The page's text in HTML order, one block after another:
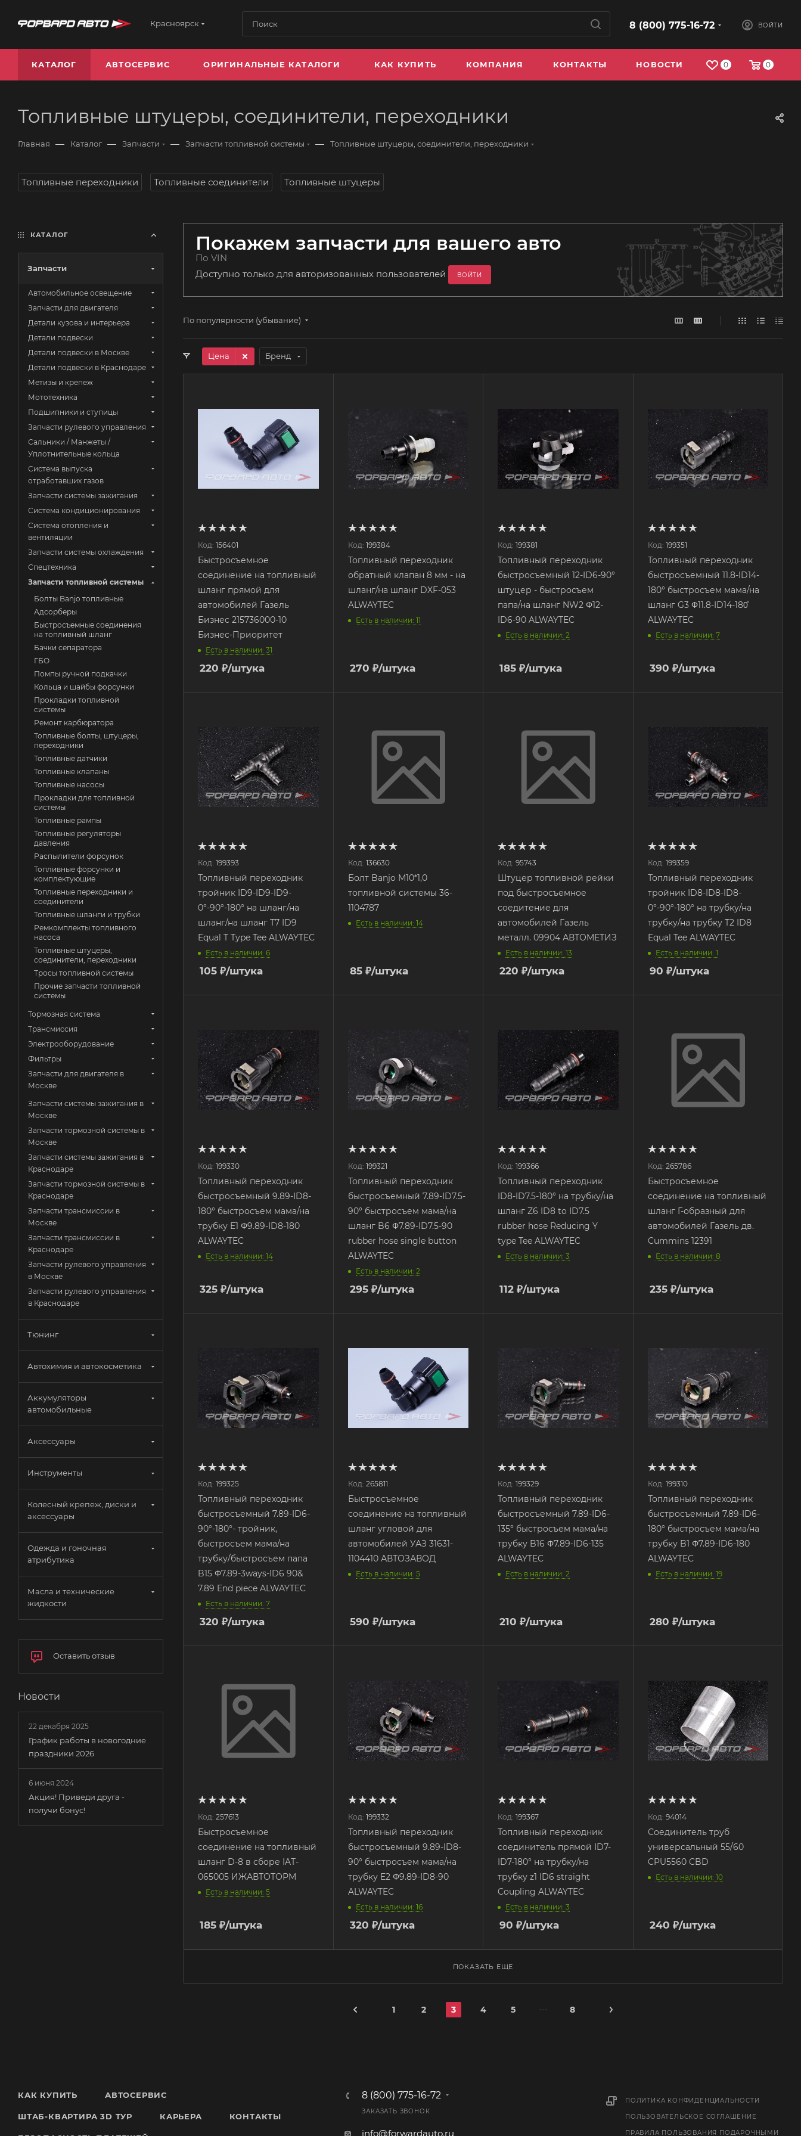
Красноярск 8 (800) 775-16-72 ВОЙТИ
0 0
КАТАЛОГ АВТОСЕРВИС ОРИГИНАЛЬНЫЕ КАТАЛОГИ КАК КУПИТЬ КОМПАНИЯ КОНТАКТЫ НОВОСТИ
Топливные штуцеры, соединители, переходники
Главная — Каталог — Запчасти — Запчасти топливной системы — Топливные штуцеры, соединители, переходники
Топливные переходники Топливные соединители Топливные штуцеры
Покажем запчасти для вашего авто
По VIN
Доступно только для авторизованных пользователей
ВОЙТИ
По популярности (убывание)
Цена Бренд
Код: 156401
Быстросъемное
соединение на топливный
шланг прямой для
автомобилей Газель
Бизнес 215736000-10
Бизнес-Приоритет
Есть в наличии: 31
220 ₽/штука
Код: 199384
Топливный переходник
обратный клапан 8 мм - на
шланг/на шланг DXF-053
ALWAYTEC
Есть в наличии: 11
270 ₽/штука
Код: 199381
Топливный переходник
быстросъемный 12-ID6-90°
штуцер - быстросъем
папа/на шланг NW2 Φ12-
ID6-90 ALWAYTEC
Есть в наличии: 2
185 ₽/штука
Код: 199351
Топливный переходник
быстросъемный 11.8-ID14-
180° быстросъем мама/на
шланг G3 Φ11.8-ID14-180̊
ALWAYTEC
Есть в наличии: 7
390 ₽/штука
Код: 199393
Топливный переходник
тройник ID9-ID9-ID9-
0°-90°-180° на шланг/на
шланг/на шланг T7 ID9
Equal T Type Tee ALWAYTEC
Есть в наличии: 6
105 ₽/штука
Код: 136630
Болт Banjo М10*1,0
топливной системы 36-
1104787
Есть в наличии: 14
85₽/штука
Код: 95743
Штуцер топливной рейки
под быстросъемное
соедитение для
автомобилей Газель
металл. 09904 АВТОМЕТИЗ
Есть в наличии: 13
220 ₽/штука
Код: 199359
Топливный переходник
тройник ID8-ID8-ID8-
0°-90°-180° на трубку/на
трубку/на трубку T2 ID8
Equal Tee ALWAYTEC
Есть в наличии: 1
90 ₽/штука
Код: 199330
Топливный переходник
быстросъемный 9.89-ID8-
180° быстросъем мама/на
трубку E1 Φ9.89-ID8-180
ALWAYTEC
Есть в наличии: 14
325 ₽/штука
Код: 199321
Топливный переходник
быстросъемный 7.89-ID7.5-
90° быстросъем мама/на
шланг B6 Φ7.89-ID7.5-90
rubber hose single button
ALWAYTEC
Есть в наличии: 2
295₽/штука
Код: 199366
Топливный переходник
ID8-ID7.5-180° на трубку/на
шланг Z6 ID8 to ID7.5
rubber hose Reducing Y
type Tee ALWAYTEC
Есть в наличии: 3
112 ₽/штука
Код: 265786
Быстросъемное
соединение на топливный
шланг Г-образный для
автомобилей Газель дв.
Cummins 12391
Есть в наличии: 8
235₽/штука
Код: 199325
Топливный переходник
быстросъемный 7.89-ID6-
90°-180°- тройник,
быстросъем мама/на
трубку/быстросъем папа
B15 Φ7.89-3ways-ID6 90&
7.89 End piece ALWAYTEC
Есть в наличии: 7
320 ₽/штука
Код: 265811
Быстросъемное
соединение на топливный
шланг угловой для
автомобилей УАЗ 31631-
1104410 АВТОЗАВОД
Есть в наличии: 5
590 ₽/штука
Код: 199329
Топливный переходник
быстросъемный 7.89-ID6-
135° быстросъем мама/на
трубку B16 Φ7.89-ID6-135
ALWAYTEC
Есть в наличии: 2
210 ₽/штука
Код: 199310
Топливный переходник
быстросъемный 7.89-ID6-
180° быстросъем мама/на
трубку B1 Φ7.89-ID6-180
ALWAYTEC
Есть в наличии: 19
280 ₽/штука
Код: 257613
Быстросъемное
соединение на топливный
шланг D-8 в сборе IAT-
065005 ИЖАВТОТОРМ
Есть в наличии: 5
185 ₽/штука
Код: 199332
Топливный переходник
быстросъемный 9.89-ID8-
90° быстросъем мама/на
трубку E2 Φ9.89-ID8-90
ALWAYTEC
Есть в наличии: 16
320 ₽/штука
Код: 199367
Топливный переходник
соединитель прямой ID7-
ID7-180° на трубку/на
трубку z1 ID6 straight
Coupling ALWAYTEC
Есть в наличии: 3
90 ₽/штука
Код: 94014
Соединитель труб
универсальный 55/60
CPU5560 CBD
Есть в наличии: 10
240 ₽/штука
ПОКАЗАТЬ ЕЩЕ
1 2 3 4 5 8
КАТАЛОГ
Запчасти
Автомобильное освещение
Запчасти для двигателя
Детали кузова и интерьера
Детали подвески
Детали подвески в Москве
Детали подвески в Краснодаре
Метизы и крепеж
Мототехника
Подшипники и ступицы
Запчасти рулевого управления
Сальники / Манжеты /
Уплотнительные кольца
Система выпуска
отработавших газов
Запчасти системы зажигания
Система кондиционирования
Система отопления и
вентиляции
Запчасти системы охлаждения
Спецтехника
Запчасти топливной системы
Болты Banjo топливные
Адсорберы
Быстросъемные соединения
на топливный шланг
Бачки сепаратора
ГБО
Помпы ручной подкачки
Кольца и шайбы форсунки
Прокладки топливной
системы
Ремонт карбюратора
Топливные болты, штуцеры,
переходники
Топливные датчики
Топливные клапаны
Топливные насосы
Прокладки для топливной
системы
Топливные рампы
Топливные регуляторы
давления
Распылители форсунок
Топливные форсунки и
комплектующие
Топливные переходники и
соединители
Топливные шланги и трубки
Ремкомплекты топливного
насоса
Топливные штуцеры,
соединители, переходники
Тросы топливной системы
Прочие запчасти топливной
системы
Тормозная система
Трансмиссия
Электрооборудование
Фильтры
Запчасти для двигателя в
Москве
Запчасти системы зажигания в
Москве
Запчасти тормозной системы в
Москве
Запчасти системы зажигания в
Краснодаре
Запчасти тормозной системы в
Краснодаре
Запчасти трансмиссии в
Москве
Запчасти трансмиссии в
Краснодаре
Запчасти рулевого управления
в Москве
Запчасти рулевого управления
в Краснодаре
Тюнинг
Автохимия и автокосметика
Аккумуляторы
автомобильные
Аксессуары
Инструменты
Колесный крепеж, диски и
аксессуары
Одежда и гоночная
атрибутика
Масла и технические
жидкости
Оставить отзыв
Новости
22 декабря 2025
График работы в новогодние
праздники 2026
6 июня 2024
Акция! Приведи друга -
получи бонус!
КАК КУПИТЬ АВТОСЕРВИС
ШТАБ-КВАРТИРА 3D ТУР КАРЬЕРА КОНТАКТЫ
8 (800) 775-16-72
ЗАКАЗАТЬ ЗВОНОК
info@forwardauto.ru
ПОЛИТИКА КОНФИДЕНЦИАЛЬНОСТИ
ПОЛЬЗОВАТЕЛЬСКОЕ СОГЛАШЕНИЕ
ПРАВИЛА ПОЛЬЗОВАНИЯ ПОДАРОЧНЫМИ